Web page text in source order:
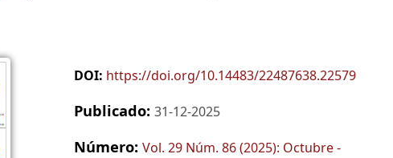
DOI: https://doi.org/10.14483/22487638.22579
Publicado: 31-12-2025
Número: Vol. 29 Núm. 86 (2025): Octubre -